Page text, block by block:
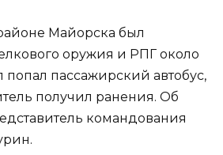
Майорска был
оружия и РПГ около
попал пассажирский автобус,
получил ранения. Об
командования